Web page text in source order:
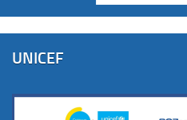
UNICEF